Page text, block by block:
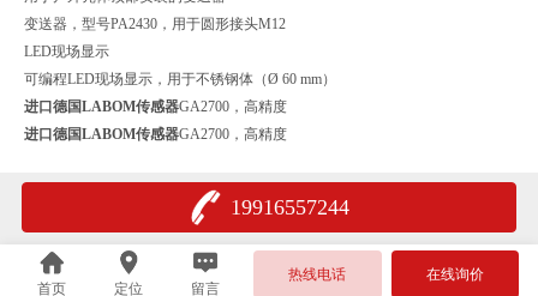
变送器，型号PA2430，用于圆形接头M12
LED现场显示
可编程LED现场显示，用于不锈钢体（Ø 60 mm）
进口德国LABOM传感器GA2700，高精度
进口德国LABOM传感器GA2700，高精度
19916557244
首页 定位 留言
热线电话 在线询价